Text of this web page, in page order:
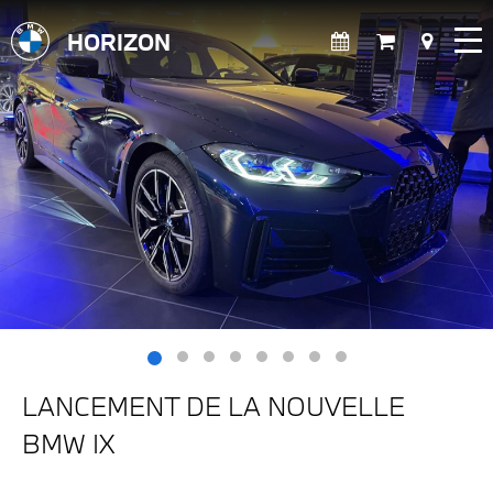
HORIZON
LANCEMENT DE LA NOUVELLE
BMW IX